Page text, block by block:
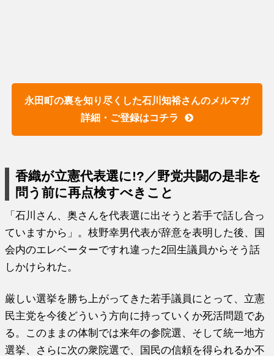
永田町の裏を知り尽くした石川知裕さんのメルマガ
詳細・ご登録はコチラ
香織が立憲代表選に!?／野党共闘の是非を
問う前に再点検すべきこと
「石川さん、奥さんを代表選に出そうと若手で話し合っ
ていますから」。枝野幸男代表が辞意を表明した後、国
会内のエレベーターですれ違った2回生議員からそう話
しかけられた。
厳しい選挙を勝ち上がってきた若手議員にとって、立憲
民主党を今後どういう方向に持っていくか死活問題であ
る。このままの体制では来年の参院選、そして統一地方
選挙、さらに次の衆院選で、国民の信頼を得られるか不